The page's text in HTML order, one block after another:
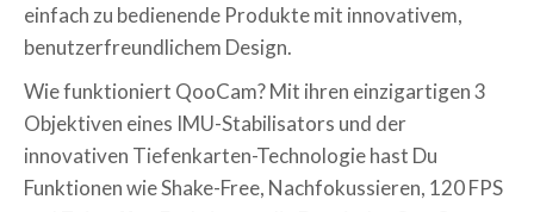
einfach zu bedienende Produkte mit innovativem,
benutzerfreundlichem Design.
Wie funktioniert QooCam? Mit ihren einzigartigen 3
Objektiven eines IMU-Stabilisators und der
innovativen Tiefenkarten-Technologie hast Du
Funktionen wie Shake-Free, Nachfokussieren, 120 FPS